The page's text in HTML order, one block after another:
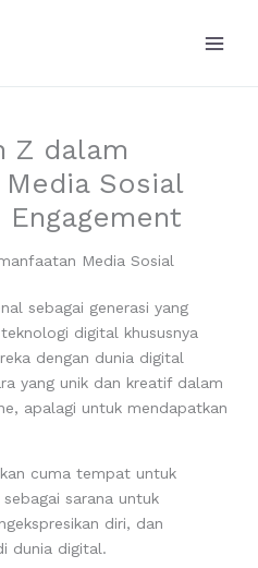
Z dalam
Sosial
Engagement
Media Sosial
sebagai generasi yang
digital khususnya
dengan dunia digital
yang unik dan kreatif dalam
apalagi untuk mendapatkan
cuma tempat untuk
sarana untuk
diri, dan
dunia digital.